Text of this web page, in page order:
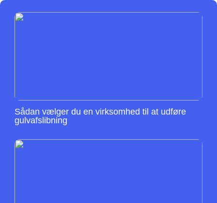
Sådan vælger du en virksomhed til at udføre
gulvafslibning